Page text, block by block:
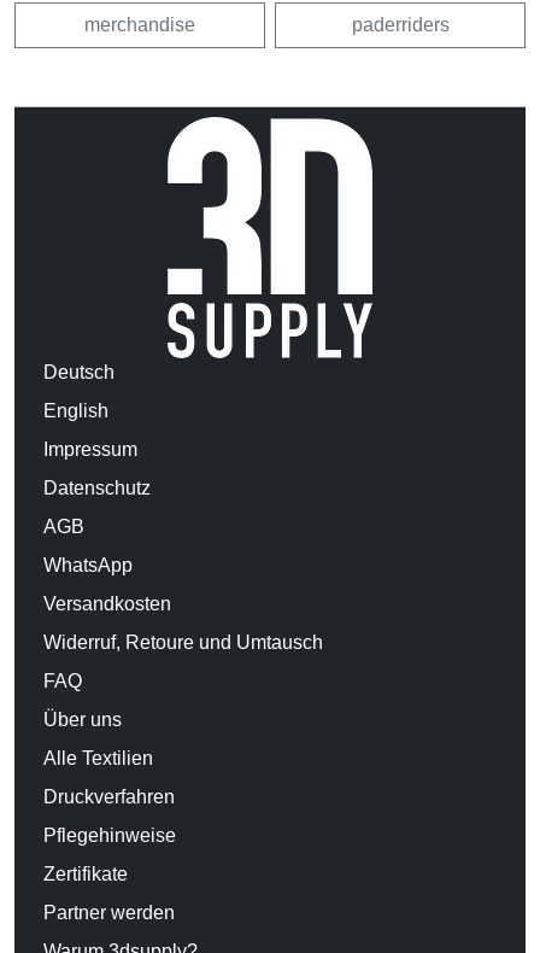
merchandise paderriders
Deutsch
English
Impressum
Datenschutz
AGB
WhatsApp
Versandkosten
Widerruf, Retoure und Umtausch
FAQ
Über uns
Alle Textilien
Druckverfahren
Pflegehinweise
Zertifikate
Partner werden